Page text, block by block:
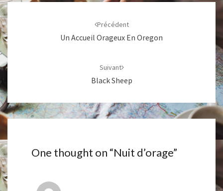
Navigation
d'article
Précédent
Un Accueil Orageux En Oregon
Suivant
Black Sheep
One thought on “Nuit d’orage”